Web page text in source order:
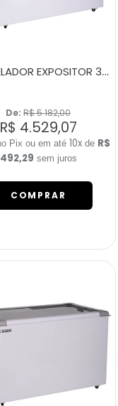
CONGELADOR EXPOSITOR 380 LITROS ECO 350 AMARELO
De: R$ 5.182,00
R$ 4.529,07
10x de R$
492,29 sem juros
COMPRAR